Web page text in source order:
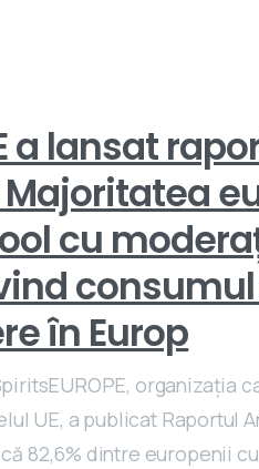
a lansat
cu
în Europ
organizația
UE, a publicat Raportul
82,6% dintre europenii